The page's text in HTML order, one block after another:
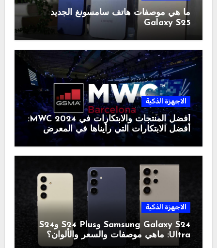
ما هي موصفات هاتف سامسونغ الجديد
Galaxy S25
الاجهزة الذكية
أفضل المنتجات والابتكارات في MWC 2024:
أفضل الابتكارات التي رأيناها في المعرض
الاجهزة الذكية
Samsung Galaxy S24 وS24 Plus وS24
Ultra: ماهي موصفات والسعر والألوان؟